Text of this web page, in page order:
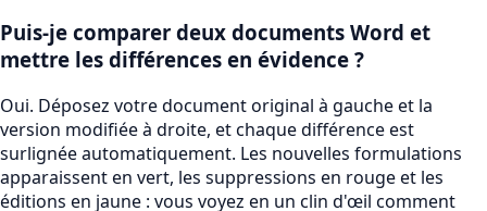
Puis-je comparer deux documents Word et
mettre les différences en évidence ?
Oui. Déposez votre document original à gauche et la
version modifiée à droite, et chaque différence est
surlignée automatiquement. Les nouvelles formulations
apparaissent en vert, les suppressions en rouge et les
éditions en jaune : vous voyez en un clin d'œil comment